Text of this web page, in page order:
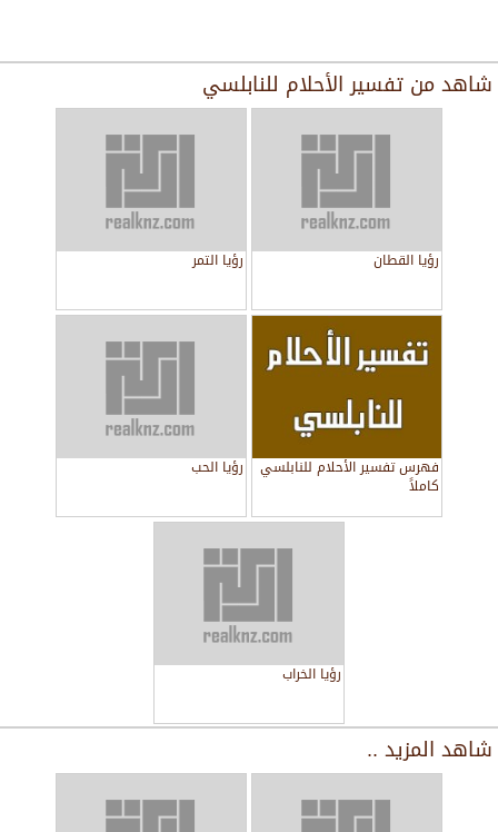
شاهد من تفسير الأحلام للنابلسي
رؤيا القطان رؤيا التمر
فهرس تفسير الأحلام للنابلسي
كاملاً
رؤيا الحب
رؤيا الخراب
شاهد المزيد ..